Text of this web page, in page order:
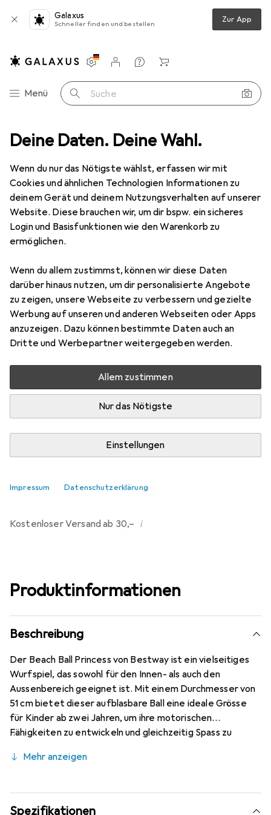
Deine Daten. Deine Wahl.
Wenn du nur das Nötigste wählst, erfassen wir mit
Cookies und ähnlichen Technologien Informationen zu
deinem Gerät und deinem Nutzungsverhalten auf unserer
Website. Diese brauchen wir, um dir bspw. ein sicheres
Login und Basisfunktionen wie den Warenkorb zu
ermöglichen.
Wenn du allem zustimmst, können wir diese Daten
darüber hinaus nutzen, um dir personalisierte Angebote
zu zeigen, unsere Webseite zu verbessern und gezielte
Werbung auf unseren und anderen Webseiten oder Apps
anzuzeigen. Dazu können bestimmte Daten auch an
Dritte und Werbepartner weitergegeben werden.
Allem zustimmen
Nur das Nötigste
Einstellungen
Impressum Datenschutzerklärung
Galaxus
Schneller finden und bestellen Zur App
Navigation nach Kategorien
Menü Suche
Einstellungen
Kundenkonto
Vergleichslisten
Merklisten
Warenkorb
Gartenspielzeug Wurfspiel Bestway Beach Ball Princess 51cm
15 Bilder
BestwayBeach Ball Princess 51cm
EUR
11,99
Bewertungen Marke
Mehr von Bestway
Mehr als 10 Stück an Lager beim Drittanbieter
Lieferort angeben für genaue Lieferzeit
In den Warenkorb
Vergleichen
Kostenloser Versand ab 30,– i
Produktinformationen
Beschreibung
Der Beach Ball Princess von Bestway ist ein vielseitiges
Wurfspiel, das sowohl für den Innen- als auch den
Aussenbereich geeignet ist. Mit einem Durchmesser von
51 cm bietet dieser aufblasbare Ball eine ideale Grösse
für Kinder ab zwei Jahren, um ihre motorischen
Fähigkeiten zu entwickeln und gleichzeitig Spass zu
Ball robust und langlebig, was ihn perfekt für den Einsatz
mehrfarbige Gestaltung, die unter anderem in Grün, Pink,
Weiss und Rot erhältlich ist, sorgt für eine ansprechende
Mehr anzeigen
Spezifikationen